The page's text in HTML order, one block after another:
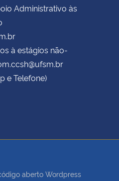
Administrativo às
à estágios não-
e Telefone)
aberto Wordpress